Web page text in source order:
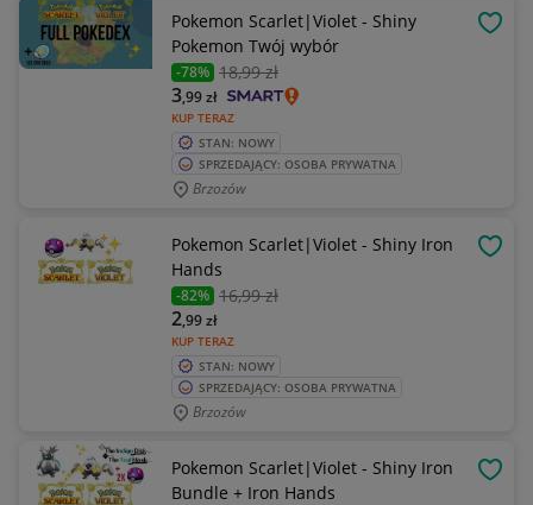
Pokemon Scarlet|Violet - Shiny
Pokemon Twój wybór
-78% 18,99 zł
KUP TERAZ
3,99zł
STAN: NOWY
SPRZEDAJĄCY: OSOBA PRYWATNA
Brzozów
Pokemon Scarlet|Violet - Shiny Iron
Hands
-82% 16,99 zł
KUP TERAZ
2,99zł
STAN: NOWY
SPRZEDAJĄCY: OSOBA PRYWATNA
Brzozów
Pokemon Scarlet|Violet - Shiny Iron
Bundle + Iron Hands